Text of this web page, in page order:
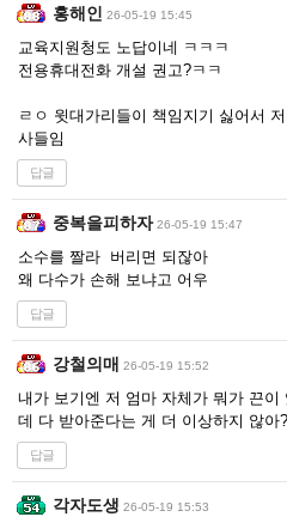
홍해인 26-05-19 15:45
교육지원청도 노답이네 ㅋㅋㅋ
전용휴대전화 개설 권고?ㅋㅋ
ㄹㅇ 윗대가리들이 책임지기 싫어서
사들임
답글
중복을피하자 26-05-19 15:47
소수를 짤라 버리면 되잖아
왜 다수가 손해 보냐고 어우
답글
강철의매 26-05-19 15:52
내가 보기엔 저 엄마 자체가 뭐가 끈
데 다 받아준다는 게 더 이상하지 않아
답글
각자도생 26-05-19 15:53